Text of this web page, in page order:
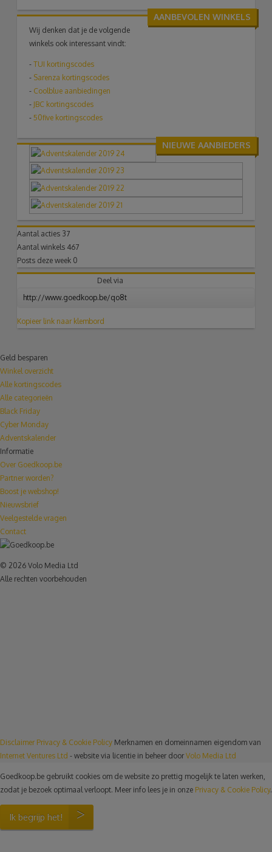
AANBEVOLEN WINKELS
Wij denken dat je de volgende
winkels ook interessant vindt:
-TUI kortingscodes
- Sarenza kortingscodes
- Coolblue aanbiedingen
- JBC kortingscodes
-50five kortingscodes
NIEUWE AANBIEDERS
Aantal acties 37
Aantal winkels 467
Posts deze week 0
Deel via
Kopieer link naar klembord
Geld besparen
Winkel overzicht
Alle kortingscodes
Alle categorieën
Black Friday
Cyber Monday
Adventskalender
Informatie
Over Goedkoop.be
Partner worden?
Boost je webshop!
Nieuwsbrief
Veelgestelde vragen
Contact
© 2026 Volo Media Ltd
Alle rechten voorbehouden
Disclaimer Privacy & Cookie Policy Merknamen en domeinnamen eigendom van
Internet Ventures Ltd - website via licentie in beheer door Volo Media Ltd
Goedkoop.be gebruikt cookies om de website zo prettig mogelijk te laten werken,
zodat je bezoek optimaal verloopt. Meer info lees je in onze Privacy & Cookie Policy.
Ik begrijp het!